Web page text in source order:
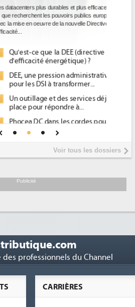
plus durables et plus efficaces, c'est
les pouvoirs publics européens
oeuvre de la nouvelle Directive sur
ce que la DEE (directive
énergétique) ?
une pression administrative
DSI à transformer...
et des services déjà en
pour répondre à...
DC dans les cordes pour la
de Fabrice Coquio,
de Digital Realty...
les...
Voir tous les dossiers
Publicité
professionnels du Channel
CARRIÈRES